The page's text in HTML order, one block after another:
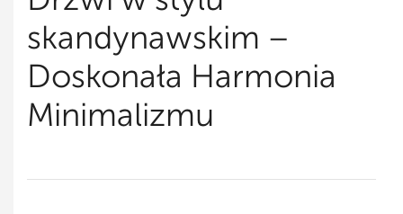
skandynawskim –
Doskonała Harmonia
Minimalizmu